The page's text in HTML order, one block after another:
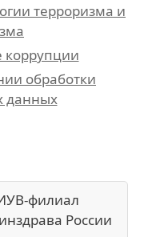
терроризма и
коррупции
обработки
данных
филиал
России